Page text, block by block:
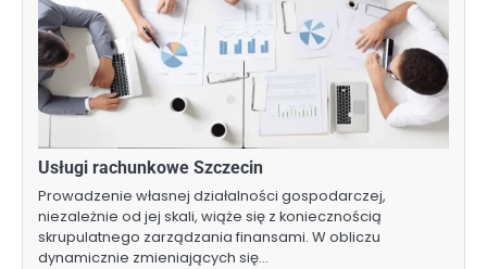
Usługi rachunkowe Szczecin
Prowadzenie własnej działalności gospodarczej,
niezależnie od jej skali, wiąże się z koniecznością
skrupulatnego zarządzania finansami. W obliczu
dynamicznie zmieniających się…